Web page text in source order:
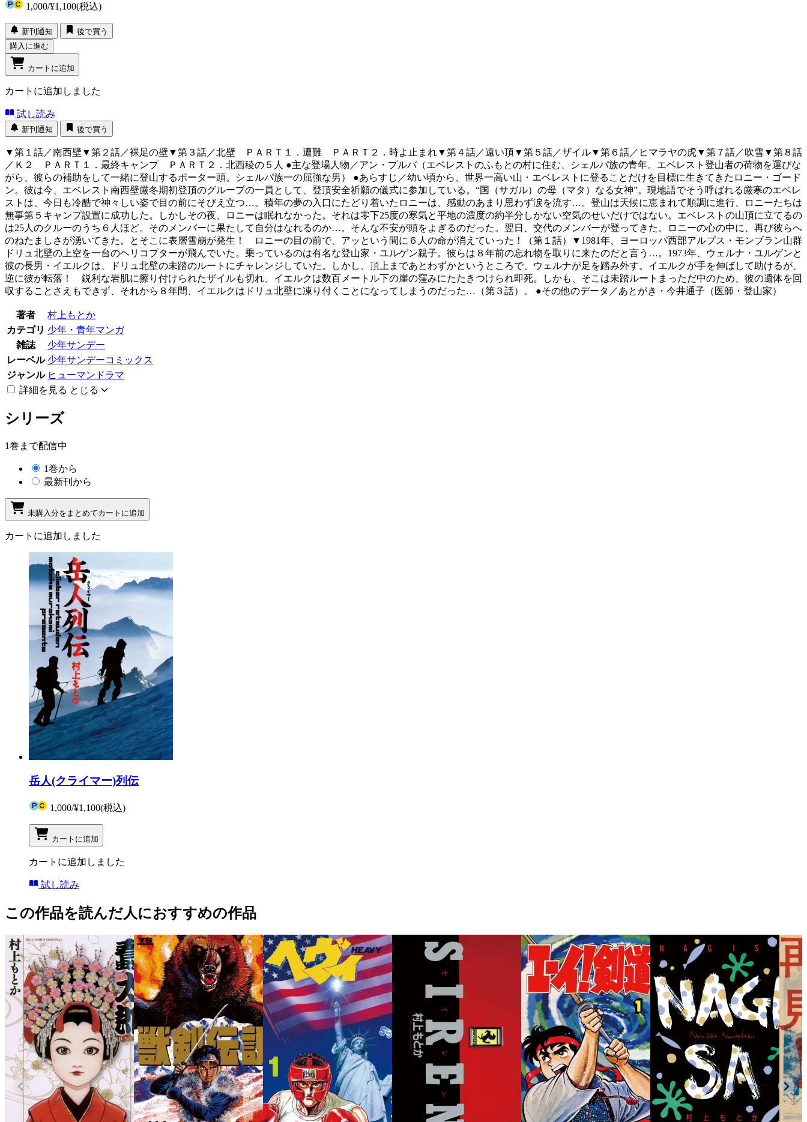
1,000/¥1,100(税込)
新刊通知
後で買う
購入に進む
カートに追加
カートに追加しました
試し読み
新刊通知 後で買う
▼第１話／南西壁▼第２話／裸足の壁▼第３話／北壁 ＰＡＲＴ１．遭難 ＰＡＲＴ２．時よ止まれ▼第４話／遠い頂▼第５話／ザイル▼第６話／ヒマラヤの虎▼第７話／吹雪▼第８話
／Ｋ２ ＰＡＲＴ１．最終キャンプ ＰＡＲＴ２．北西稜の５人 ●主な登場人物／アン・プルバ（エベレストのふもとの村に住む、シェルパ族の青年。エベレスト登山者の荷物を運びな
がら、彼らの補助をして一緒に登山するポーター頭。シェルパ族一の屈強な男） ●あらすじ／幼い頃から、世界一高い山・エベレストに登ることだけを目標に生きてきたロニー・ゴード
ン。彼は今、エベレスト南西壁厳冬期初登頂のグループの一員として、登頂安全祈願の儀式に参加している。“国（サガル）の母（マタ）なる女神”。現地語でそう呼ばれる厳寒のエベレ
ストは、今日も冷酷で神々しい姿で目の前にそびえ立つ…。積年の夢の入口にたどり着いたロニーは、感動のあまり思わず涙を流す…。登山は天候に恵まれて順調に進行、ロニーたちは
無事第５キャンプ設置に成功した。しかしその夜、ロニーは眠れなかった。それは零下25度の寒気と平地の濃度の約半分しかない空気のせいだけではない。エベレストの山頂に立てるの
は25人のクルーのうち６人ほど。そのメンバーに果たして自分はなれるのか…。そんな不安が頭をよぎるのだった。翌日、交代のメンバーが登ってきた。ロニーの心の中に、再び彼らへ
のねたましさが湧いてきた。とそこに表層雪崩が発生！ ロニーの目の前で、アッという間に６人の命が消えていった！（第１話）▼1981年、ヨーロッパ西部アルプス・モンブラン山群
ドリュ北壁の上空を一台のヘリコプターが飛んでいた。乗っているのは有名な登山家・ユルゲン親子。彼らは８年前の忘れ物を取りに来たのだと言う…。1973年、ウェルナ・ユルゲンと
彼の長男・イエルクは、ドリュ北壁の未踏のルートにチャレンジしていた。しかし、頂上まであとわずかというところで、ウェルナが足を踏み外す。イエルクが手を伸ばして助けるが、
逆に彼が転落！ 鋭利な岩肌に擦り付けられたザイルも切れ、イエルクは数百メートル下の崖の窪みにたたきつけられ即死。しかも、そこは未踏ルートまっただ中のため、彼の遺体を回
収することさえもできず、それから８年間、イエルクはドリュ北壁に凍り付くことになってしまうのだった…（第３話）。 ●その他のデータ／あとがき・今井通子（医師・登山家）
著者
村上もとか
カテゴリ 少年・青年マンガ
雑誌
少年サンデー
レーベル 少年サンデーコミックス
ジャンル ヒューマンドラマ
詳細を見る とじる
シリーズ
1巻まで配信中
1巻から
最新刊から
未購入分をまとめてカートに追加
カートに追加しました
岳人(クライマー)列伝
1,000/¥1,100(税込)
カートに追加
カートに追加しました
試し読み
この作品を読んだ人におすすめの作品